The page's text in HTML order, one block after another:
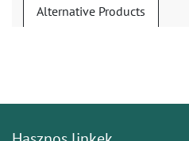
Alternative Products